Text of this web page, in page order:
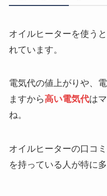
オイルヒーターを使うと
れています。
電気代の値上がりや、
ますから高い電気代は
ね。
オイルヒーターの口コミ
を持っている人が特に多